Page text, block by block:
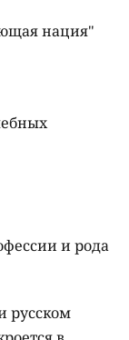
нация"
и рода
русском